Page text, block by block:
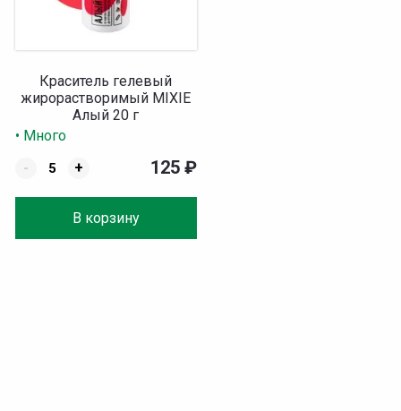
Краситель гелевый
жирорастворимый MIXIE
Алый 20 г
• Много
-
+
В корзину
125 ₽